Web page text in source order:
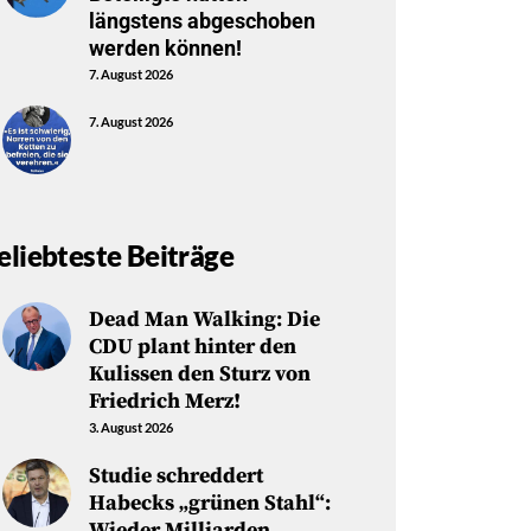
längstens abgeschoben
werden können!
7. August 2026
7. August 2026
Beiträge
Dead Man Walking: Die
CDU plant hinter den
Kulissen den Sturz von
Friedrich Merz!
3. August 2026
Studie schreddert
Habecks „grünen Stahl“: